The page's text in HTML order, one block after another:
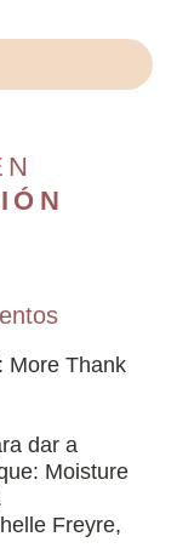
More Thank
dar a
Moisture
Freyre,